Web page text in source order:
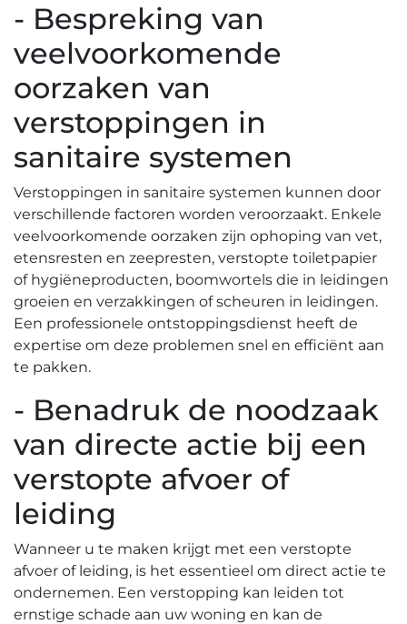
- Bespreking van
veelvoorkomende
oorzaken van
verstoppingen in
sanitaire systemen
Verstoppingen in sanitaire systemen kunnen door
verschillende factoren worden veroorzaakt.​ Enkele
veelvoorkomende oorzaken zijn ophoping van vet,
etensresten en zeepresten, verstopte toiletpapier
of hygiëneproducten, boomwortels die in leidingen
groeien en verzakkingen of scheuren in leidingen.​
Een professionele ontstoppingsdienst heeft de
expertise om deze problemen snel en efficiënt aan
te pakken.​
- Benadruk de noodzaak
van directe actie bij een
verstopte afvoer of
leiding
Wanneer u te maken krijgt met een verstopte
afvoer of leiding, is het essentieel om direct actie te
ondernemen.​ Een verstopping kan leiden tot
ernstige schade aan uw woning en kan de